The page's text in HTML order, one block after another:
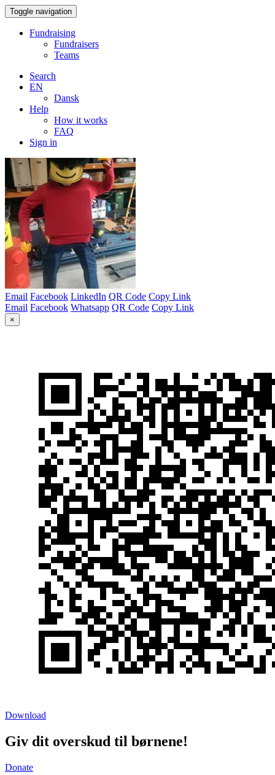
Toggle navigation
Fundraising
Fundraisers
Teams
Search
EN
Dansk
Help
How it works
FAQ
Sign in
Email Facebook LinkedIn QR Code Copy Link
Email Facebook Whatsapp QR Code Copy Link
×
Download
Giv dit overskud til børnene!
Donate